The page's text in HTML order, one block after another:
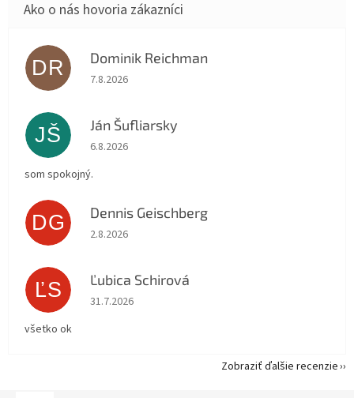
DR Dominik Reichman
Hodnotenie obchodu je 5 z 5 hviezdičiek.
7.8.2026
JŠ Ján Šufliarsky
Hodnotenie obchodu je 5 z 5 hviezdičiek.
6.8.2026
som spokojný.
DG Dennis Geischberg
Hodnotenie obchodu je 5 z 5 hviezdičiek.
2.8.2026
ĽS Ľubica Schirová
Hodnotenie obchodu je 5 z 5 hviezdičiek.
31.7.2026
všetko ok
Zobraziť ďalšie recenzie